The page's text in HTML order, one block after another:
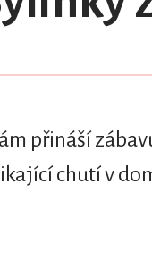
přináší
chutí v